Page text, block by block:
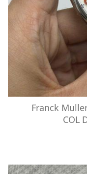
Franck
COL